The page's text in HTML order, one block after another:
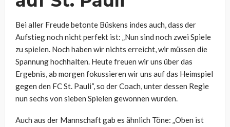
Bei aller Freude betonte Büskens indes auch, dass der
Aufstieg noch nicht perfekt ist: „Nun sind noch zwei Spiele
zu spielen. Noch haben wir nichts erreicht, wir müssen die
Spannung hochhalten. Heute freuen wir uns über das
Ergebnis, ab morgen fokussieren wir uns auf das Heimspiel
gegen den FC St. Pauli“, so der Coach, unter dessen Regie
nun sechs von sieben Spielen gewonnen wurden.
Auch aus der Mannschaft gab es ähnlich Töne: „Oben ist